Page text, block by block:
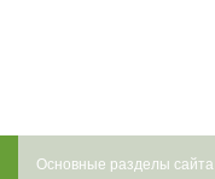
Основные разделы сайта